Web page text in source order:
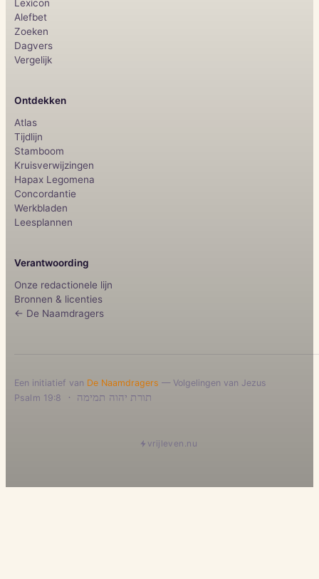
Lexicon
Alefbet
Zoeken
Dagvers
Vergelijk
Ontdekken
Atlas
Tijdlijn
Stamboom
Kruisverwijzingen
Hapax Legomena
Concordantie
Werkbladen
Leesplannen
Verantwoording
Onze redactionele lijn
Bronnen & licenties
← De Naamdragers
Een initiatief van De Naamdragers — Volgelingen van Jezus
תורת יהוה תמימה ·
Psalm 19:8
vrijleven.nu